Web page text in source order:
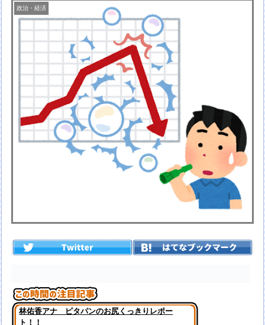
政治・経済
林佑香アナ ピタパンのお尻くっきりレポー
ト！！